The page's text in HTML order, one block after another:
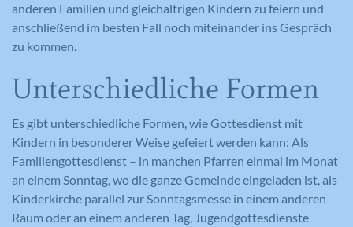
anderen Familien und gleichaltrigen Kindern zu feiern und
anschließend im besten Fall noch miteinander ins Gespräch
zu kommen.
Unterschiedliche Formen
Es gibt unterschiedliche Formen, wie Gottesdienst mit
Kindern in besonderer Weise gefeiert werden kann: Als
Familiengottesdienst – in manchen Pfarren einmal im Monat
an einem Sonntag, wo die ganze Gemeinde eingeladen ist, als
Kinderkirche parallel zur Sonntagsmesse in einem anderen
Raum oder an einem anderen Tag, Jugendgottesdienste